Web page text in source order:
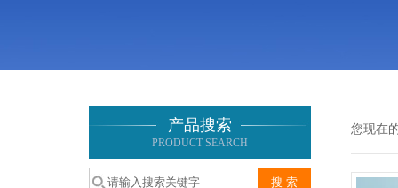
产品搜索
PRODUCT SEARCH
您现在